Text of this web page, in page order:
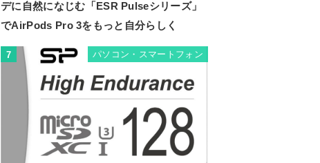
デに自然になじむ「ESR Pulseシリーズ」
でAirPods Pro 3をもっと自分らしく
7 パソコン・スマートフォン